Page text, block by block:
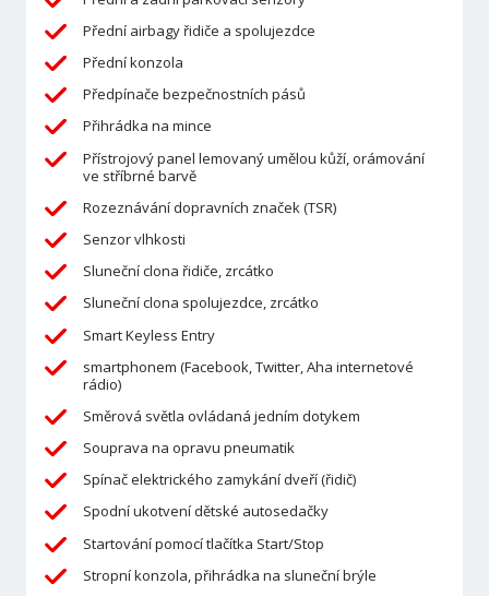
Přední airbagy řidiče a spolujezdce
Přední konzola
Předpínače bezpečnostních pásů
Přihrádka na mince
Přístrojový panel lemovaný umělou kůží, orámování
ve stříbrné barvě
Rozeznávání dopravních značek (TSR)
Senzor vlhkosti
Sluneční clona řidiče, zrcátko
Sluneční clona spolujezdce, zrcátko
Smart Keyless Entry
smartphonem (Facebook, Twitter, Aha internetové
rádio)
Směrová světla ovládaná jedním dotykem
Souprava na opravu pneumatik
Spínač elektrického zamykání dveří (řidič)
Spodní ukotvení dětské autosedačky
Startování pomocí tlačítka Start/Stop
Stropní konzola, přihrádka na sluneční brýle